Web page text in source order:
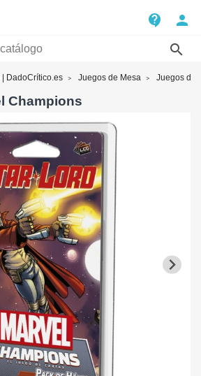
contact_support
person

DadoCrítico.es Juegos de Mesa Juegos de
Champions